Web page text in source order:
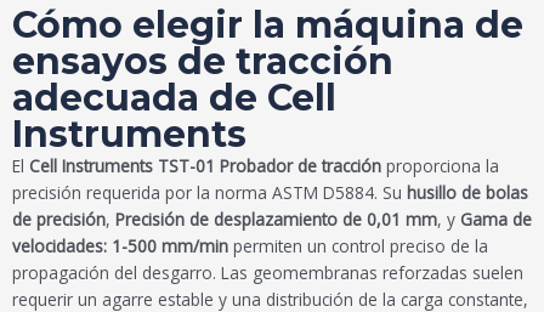
Cómo elegir la máquina de
ensayos de tracción
adecuada de Cell
Instruments
El Cell Instruments TST-01 Probador de tracción proporciona la
precisión requerida por la norma ASTM D5884. Su husillo de bolas
de precisión, Precisión de desplazamiento de 0,01 mm, y Gama de
velocidades: 1-500 mm/min permiten un control preciso de la
propagación del desgarro. Las geomembranas reforzadas suelen
requerir un agarre estable y una distribución de la carga constante,